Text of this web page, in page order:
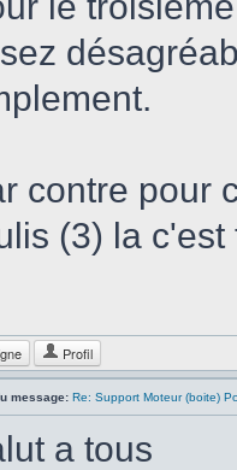
contre pour
(3) la c'est
Profil
message: Re: Support Moteur (boite)
a tous